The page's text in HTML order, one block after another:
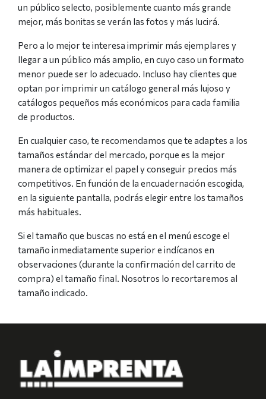
un público selecto, posiblemente cuanto más grande
mejor, más bonitas se verán las fotos y más lucirá.
Pero a lo mejor te interesa imprimir más ejemplares y
llegar a un público más amplio, en cuyo caso un formato
menor puede ser lo adecuado. Incluso hay clientes que
optan por imprimir un catálogo general más lujoso y
catálogos pequeños más económicos para cada familia
de productos.
En cualquier caso, te recomendamos que te adaptes a los
tamaños estándar del mercado, porque es la mejor
manera de optimizar el papel y conseguir precios más
competitivos. En función de la encuadernación escogida,
en la siguiente pantalla, podrás elegir entre los tamaños
más habituales.
Si el tamaño que buscas no está en el menú escoge el
tamaño inmediatamente superior e indícanos en
observaciones (durante la confirmación del carrito de
compra) el tamaño final. Nosotros lo recortaremos al
tamaño indicado.